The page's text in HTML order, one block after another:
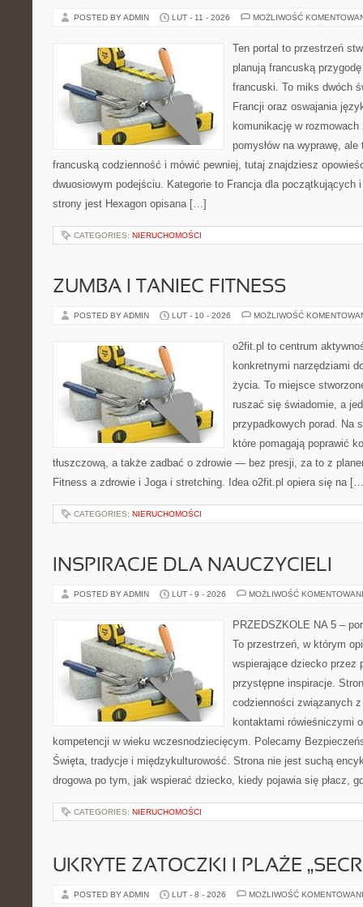
POSTED BY ADMIN LUT - 11 - 2026 MOŻLIWOŚĆ
Ten portal to przestrzeń
planują francuską
francuski. To miks dwóch
Francji oraz oswajania
komunikację w
pomysłów na wyprawę,
francuską codzienność i mówić pewniej, tutaj znajdziesz
dwuosiowym podejściu. Kategorie to Francja dla początkujących
strony jest Hexagon opisana […]
CATEGORIES: NIERUCHOMOŚCI
ZUMBA I TANIEC FITNESS
POSTED BY ADMIN LUT - 10 - 2026 MOŻLIWOŚĆ
o2fit.pl to centrum
konkretnymi narzędziami
życia. To miejsce
ruszać się świadomie, a
przypadkowych porad. Na
które pomagają poprawić
tłuszczową, a także zadbać o zdrowie — bez presji, za to z
Fitness a zdrowie i Joga i stretching. Idea o2fit.pl opiera się na
CATEGORIES: NIERUCHOMOŚCI
INSPIRACJE DLA NAUCZYCIELI
POSTED BY ADMIN LUT - 9 - 2026 MOŻLIWOŚĆ
PRZEDSZKOLE NA 5 –
To przestrzeń, w którym
wspierające dziecko przez
przystępne inspiracje.
codzienności związanych
kontaktami rówieśniczymi
kompetencji w wieku wczesnodziecięcym. Polecamy
Święta, tradycje i międzykulturowość. Strona nie jest suchą
drogowa po tym, jak wspierać dziecko, kiedy pojawia się płacz,
CATEGORIES: NIERUCHOMOŚCI
UKRYTE ZATOCZKI I PLAŻE
POSTED BY ADMIN LUT - 8 - 2026 MOŻLIWOŚĆ